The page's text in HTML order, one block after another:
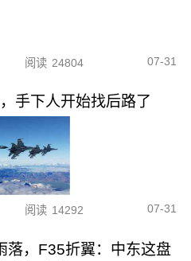
阅读 24804 07-31
手下人开始找后路了
阅读 14292 07-31
落，F35折翼：中东这盘